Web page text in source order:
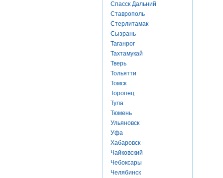
Спасск Дальний
Ставрополь
Стерлитамак
Сызрань
Таганрог
Тахтамукай
Тверь
Тольятти
Томск
Торопец
Тула
Тюмень
Ульяновск
Уфа
Хабаровск
Чайковский
Чебоксары
Челябинск